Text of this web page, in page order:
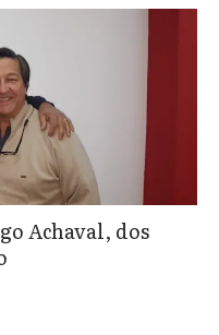
Achaval, dos